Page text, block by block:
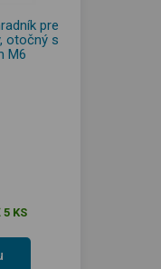
pre
otočný s
M6
5 KS